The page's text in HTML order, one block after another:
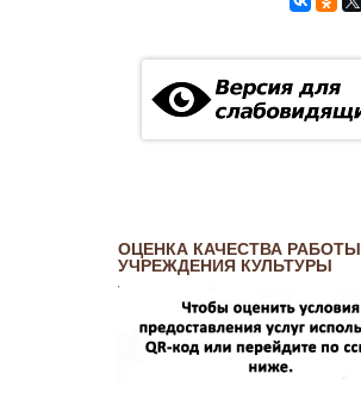
ОЦЕНКА КАЧЕСТВА РАБОТЫ
УЧРЕЖДЕНИЯ КУЛЬТУРЫ